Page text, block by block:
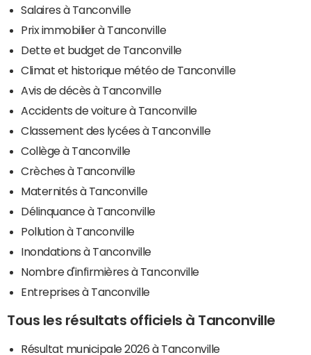
Salaires à Tanconville
Prix immobilier à Tanconville
Dette et budget de Tanconville
Climat et historique météo de Tanconville
Avis de décès à Tanconville
Accidents de voiture à Tanconville
Classement des lycées à Tanconville
Collège à Tanconville
Crèches à Tanconville
Maternités à Tanconville
Délinquance à Tanconville
Pollution à Tanconville
Inondations à Tanconville
Nombre d'infirmières à Tanconville
Entreprises à Tanconville
Tous les résultats officiels à Tanconville
Résultat municipale 2026 à Tanconville